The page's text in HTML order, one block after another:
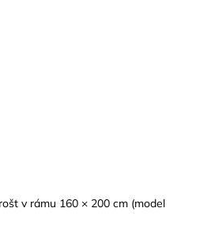
v rámu 160 × 200 cm (model